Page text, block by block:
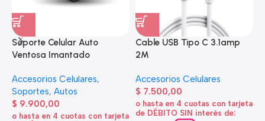
Soporte Celular Auto
Ventosa Imantado
Accesorios Celulares,
Soportes, Autos
$ 9.900,00
o hasta en 4 cuotas con tarjeta
Cable USB Tipo C 3.1amp
2M
Accesorios Celulares
$ 7.500,00
o hasta en 4 cuotas con tarjeta
de DÉBITO SIN interés de: